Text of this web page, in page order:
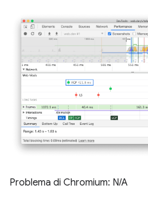
Problema di Chromium: N/A